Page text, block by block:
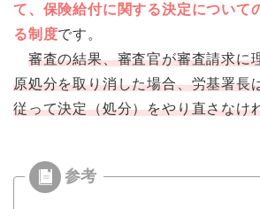
て、保険給付に関する決定について
る制度です。
審査の結果、審査官が審査請求に
原処分を取り消した場合、労基署長
従って決定（処分）をやり直さなけ